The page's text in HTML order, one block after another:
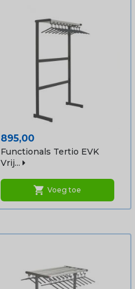
Prijs
895,00
Functionals Tertio EVK
Vrij...
shopping_cart Voeg toe